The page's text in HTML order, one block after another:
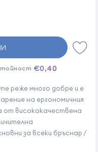
реже много добре и е
на ергономичния
от висококачествена
за всеки бръснар /
€0,40